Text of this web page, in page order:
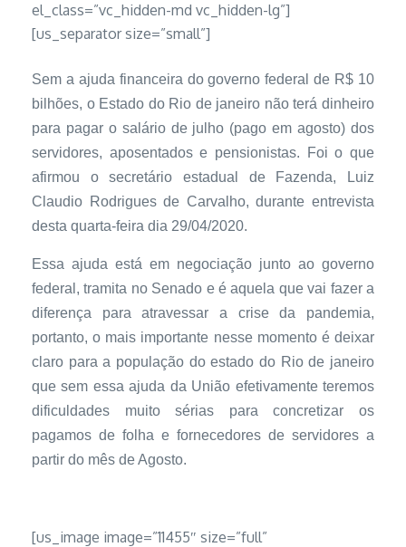
el_class=”vc_hidden-md vc_hidden-lg”]
[us_separator size=”small”]
Sem a ajuda financeira do governo federal de R$ 10
bilhões, o Estado do Rio de janeiro não terá dinheiro
para pagar o salário de julho (pago em agosto) dos
servidores, aposentados e pensionistas. Foi o que
afirmou o secretário estadual de Fazenda, Luiz
Claudio Rodrigues de Carvalho, durante entrevista
desta quarta-feira dia 29/04/2020.
Essa ajuda está em negociação junto ao governo
federal, tramita no Senado e é aquela que vai fazer a
diferença para atravessar a crise da pandemia,
portanto, o mais importante nesse momento é deixar
claro para a população do estado do Rio de janeiro
que sem essa ajuda da União efetivamente teremos
dificuldades muito sérias para concretizar os
pagamos de folha e fornecedores de servidores a
partir do mês de Agosto.
[us_image image=”11455″ size=”full”